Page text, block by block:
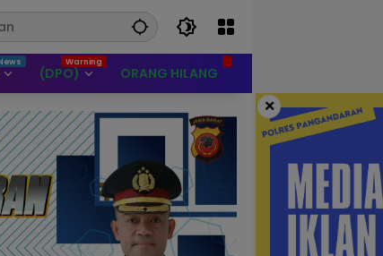
(DPO) ORANG HILANG
×